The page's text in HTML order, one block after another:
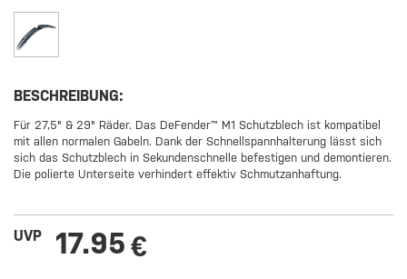
BESCHREIBUNG:
Für 27,5" & 29" Räder. Das DeFender™ M1 Schutzblech ist kompatibel
mit allen normalen Gabeln. Dank der Schnellspannhalterung lässt sich
sich das Schutzblech in Sekundenschnelle befestigen und demontieren.
Die polierte Unterseite verhindert effektiv Schmutzanhaftung.
UVP 17.95 €